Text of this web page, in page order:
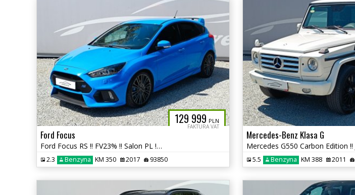
129 999 PLN
FAKTURA VAT
Ford Focus
Ford Focus RS !! FV23% !! Salon PL !! autaniszowe.pl
2.3 Benzyna KM 350 2017 93850
Mercedes-Benz Klasa G
5.5 Benzyna KM 388 2011